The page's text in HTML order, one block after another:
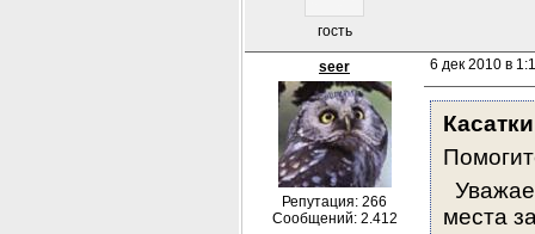
гость
seer
Репутация: 266
Сообщений: 2.412
6 дек 2010 в
места